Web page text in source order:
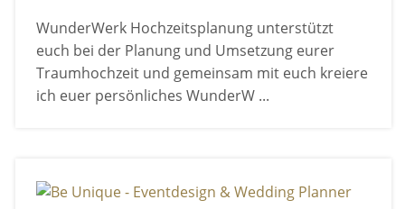
WunderWerk Hochzeitsplanung unterstützt
euch bei der Planung und Umsetzung eurer
Traumhochzeit und gemeinsam mit euch kreiere
ich euer persönliches WunderW ...